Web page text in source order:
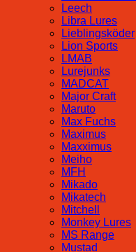
Leech
Libra Lures
Lieblingsköder
Lion Sports
LMAB
Lurejunks
MADCAT
Major Craft
Maruto
Max Fuchs
Maximus
Maxximus
Meiho
MFH
Mikado
Mikatech
Mitchell
Monkey Lures
MS Range
Mustad